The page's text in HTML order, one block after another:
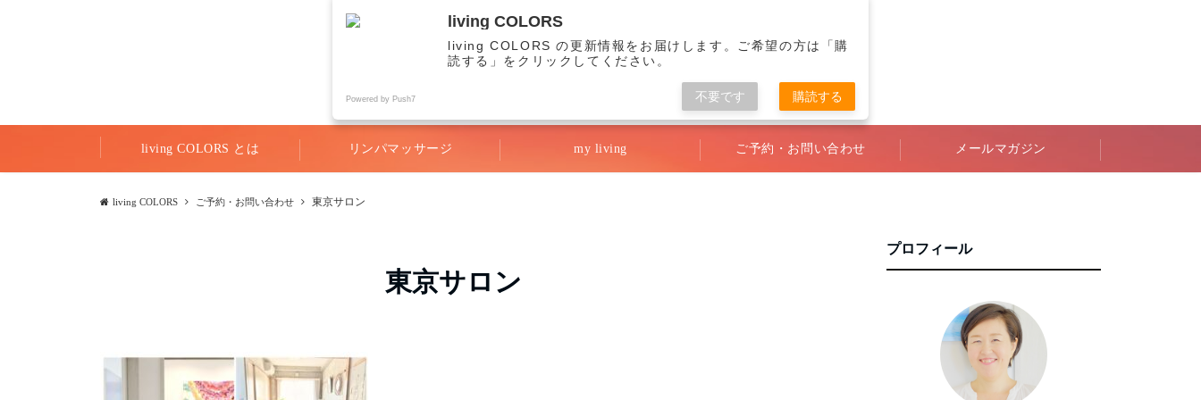
living COLORS とは リンパマッサージ my living ご予約・お問い合わせ メールマガジン
living COLORS ご予約・お問い合わせ 東京サロン
東京サロン
プロフィール
living COLORS
living COLORS の更新情報をお届けします。ご希望の方は「購
読する」をクリックしてください。
Powered by Push7 不要です 購読する